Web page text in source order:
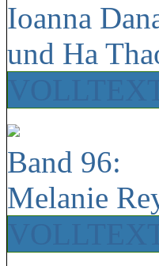
Ioanna
und Ha
Band 96:
Melanie